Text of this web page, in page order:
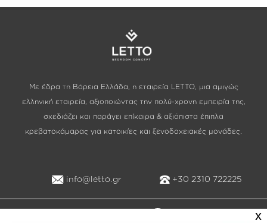
Με έδρα τη Βόρεια Ελλάδα, η εταιρεία LETTO, μια αμιγώς
ελληνική εταιρεία, αξιοποιώντας την πολύ-χρονη εμπειρία της,
σχεδιάζει και παράγει επίκαιρα & αξιόπιστα έπιπλα
κρεβατοκάμαρας για κατοικίες και ξενοδοχειακές μονάδες.
info@letto.gr +30 2310 722225
x